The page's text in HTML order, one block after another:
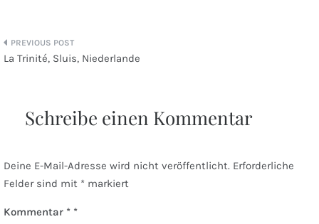
Beitragsnavigation
La Trinité, Sluis, Niederlande
Schreibe einen Kommentar
Deine E-Mail-Adresse wird nicht veröffentlicht. Erforderliche
Felder sind mit * markiert
Kommentar *